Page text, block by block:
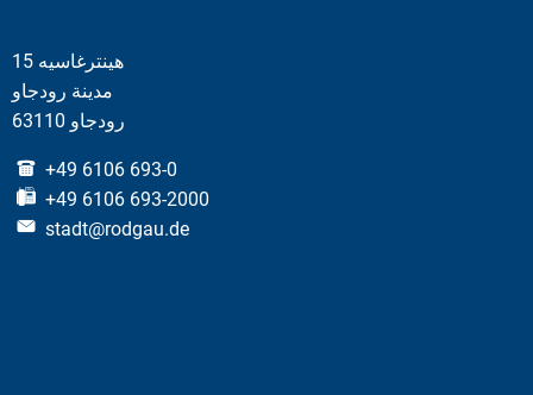
هينترغاسيه 15
مدينة رودجاو
63110 رودجاو
+49 6106 693-0
+49 6106 693-2000
stadt@rodgau.de